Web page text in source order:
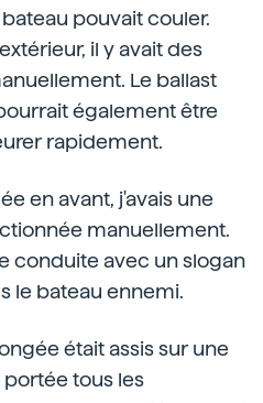
pouvait couler.
il y avait des
Le ballast
également être
rapidement.
en avant, j'avais une
manuellement.
conduite avec un slogan
le bateau ennemi.
était assis sur une
portée tous les